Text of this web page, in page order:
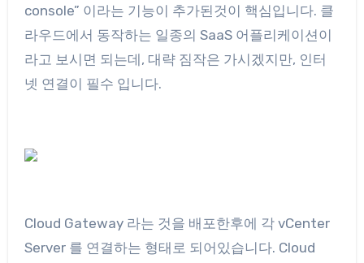
console” 이라는 기능이 추가된것이 핵심입니다. 클
라우드에서 동작하는 일종의 SaaS 어플리케이션이
라고 보시면 되는데, 대략 짐작은 가시겠지만, 인터
넷 연결이 필수 입니다.
Cloud Gateway 라는 것을 배포한후에 각 vCenter
Server 를 연결하는 형태로 되어있습니다. Cloud